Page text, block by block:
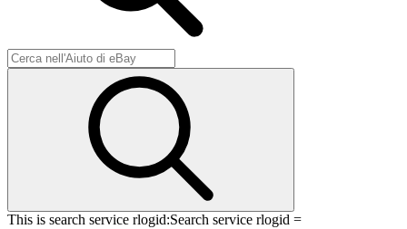
This is search service rlogid:Search service rlogid =